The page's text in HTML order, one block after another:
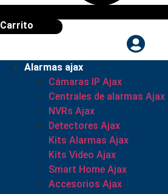
Carrito
Alarmas ajax
Cámaras IP Ajax
Centrales de alarmas Ajax
NVRs Ajax
Detectores Ajax
Kits Alarmas Ajax
Kits Video Ajax
Smart Home Ajax
Accesorios Ajax